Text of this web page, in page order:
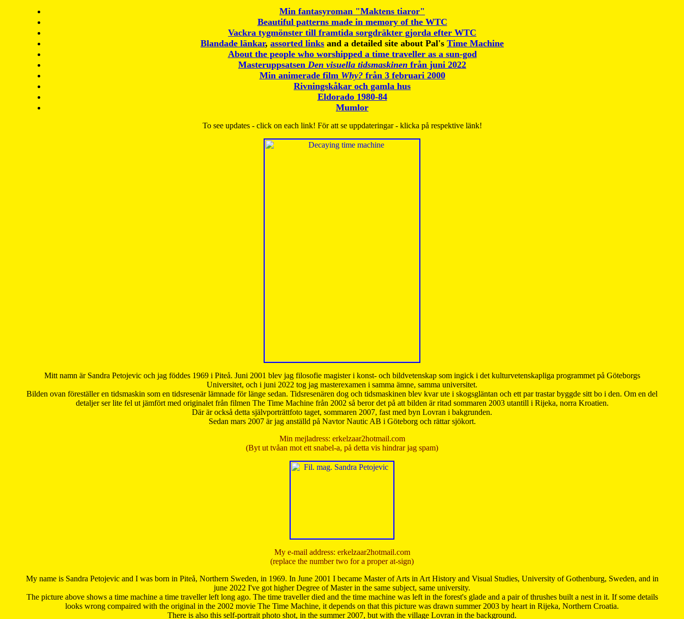
Min fantasyroman "Maktens tiaror"
Beautiful patterns made in memory of the WTC
Vackra tygmönster till framtida sorgdräkter gjorda efter WTC
Blandade länkar, assorted links and a detailed site about Pal's Time Machine
About the people who worshipped a time traveller as a sun-god
Masteruppsatsen Den visuella tidsmaskinen från juni 2022
Min animerade film Why?från 3 februari 2000
Rivningskåkar och gamla hus
Eldorado 1980-84
Mumlor
To see updates - click on each link! För att se uppdateringar - klicka på respektive länk!
Mitt namn är Sandra Petojevic och jag föddes 1969 i Piteå. Juni 2001 blev jag filosofie magister i konst- och bildvetenskap som ingick i det kulturvetenskapliga programmet på Göteborgs
Universitet, och i juni 2022 tog jag masterexamen i samma ämne, samma universitet.
Bilden ovan föreställer en tidsmaskin som en tidsresenär lämnade för länge sedan. Tidsresenären dog och tidsmaskinen blev kvar ute i skogsgläntan och ett par trastar byggde sitt bo i den. Om en del
detaljer ser lite fel ut jämfört med originalet från filmen The Time Machine från 2002 så beror det på att bilden är ritad sommaren 2003 utantill i Rijeka, norra Kroatien.
Där är också detta självporträttfoto taget, sommaren 2007, fast med byn Lovran i bakgrunden.
Sedan mars 2007 är jag anställd på Navtor Nautic AB i Göteborg och rättar sjökort.
Min mejladress: erkelzaar2hotmail.com
(Byt ut tvåan mot ett snabel-a, på detta vis hindrar jag spam)
My e-mail address: erkelzaar2hotmail.com
(replace the number two for a proper at-sign)
My name is Sandra Petojevic and I was born in Piteå, Northern Sweden, in 1969. In June 2001 I became Master of Arts in Art History and Visual Studies, University of Gothenburg, Sweden, and in
june 2022 I've got higher Degree of Master in the same subject, same university.
The picture above shows a time machine a time traveller left long ago. The time traveller died and the time machine was left in the forest's glade and a pair of thrushes built a nest in it. If some details
looks wrong compaired with the original in the 2002 movie The Time Machine, it depends on that this picture was drawn summer 2003 by heart in Rijeka, Northern Croatia.
There is also this self-portrait photo shot, in the summer 2007, but with the village Lovran in the background.